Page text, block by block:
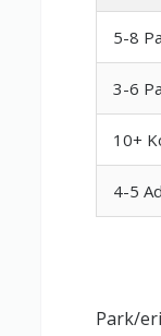
5-8
3-6
10+
4-5
Park/